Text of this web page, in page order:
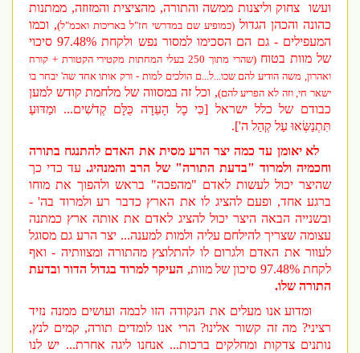
ועשו צחוק וליצנות ממשה והתורה, מהציצית והמזוזה, ממתנות
כהונה והכהן הגדול(כמופיע שם במדרשי חז"ל באריכות ואכמ"ל), וכמו
המעפילים - גם הם הסכימו למסור נפש ולקחת 97.48% סיכוי
של מוות בטוח
(שהרי מתוך 250 בעלי המחתות מקטירי הקטורת + קורח
ואהרון, משה הודיע להם שכו...ל...ם הולכים למות - ורק אותו אחד שה' יבחר בו
ישאר חי, וזה לא הפריע להם), וכל זה במסווה של מלחמת קודש למען
כבודם של כלל ישראל [כִּי כָל הָעֵדָה כֻּלָּם קְדֹשִׁים... וּמַדּוּעַ
תִּתְנַשְּׂאוּ עַל קְהַל ה'].
לא יאומן עד כמה יצר הרע מסית את האדם להתנגח בתורה
וחכמיה ולמרוד "בדעת התורה" של הרב והמנהיג.עד כדי כך
שהיצר יכול לעשות לאדם "מהפכה" בראש ולהפוך את מוחו
ברגע אחד, ופעם להציג לו את הארץ כדבר רע ולמרוד בה' -
ובשנייה הבאה היצר יכול להציג לאדם את אותה ארץ כמתנה
עצומה שצריך להילחם עליה ולמות למענה... יצר הרע גם מסוגל
לעוור את האדם ולגרום לו להתלוצץ מהתורה ומצוותיה - ואף
לקחת 97.48% סיכון של מוות,
העיקר למרוד בגדול הדור ובדעת
התורה שלו.
ומדוע אנו מעלים את הנקודה הזו לבמה ועושים ממנה נזיד
רציני? מה זה קשור אלינו? הרי אנו לומדים תורה, קמים לנץ,
נותנים צדקות ומחלקים ברכות... אנחנו ליגה אחרת... יש לנו